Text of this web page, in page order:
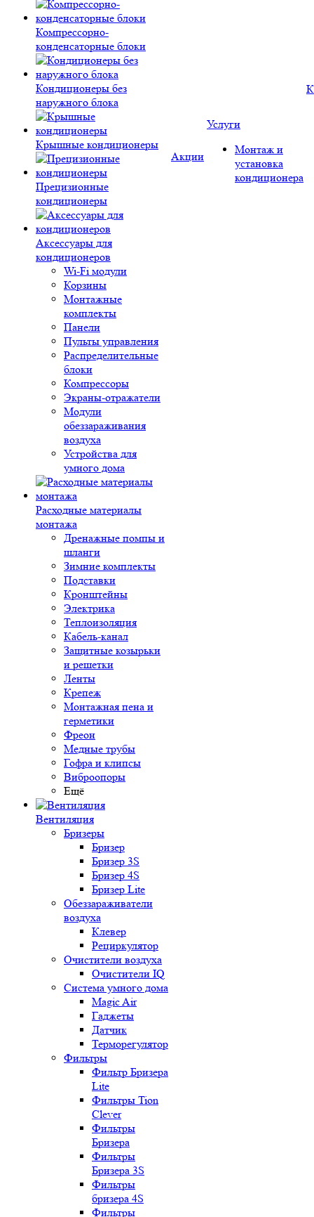
Компрессорно-
конденсаторные блоки
Кондиционеры без
наружного блока
Крышные кондиционеры
Прецизионные
кондиционеры
Аксессуары для
кондиционеров
Wi-Fi модули
Корзины
Монтажные
комплекты
Панели
Пульты управления
Распределительные
блоки
Компрессоры
Экраны-отражатели
Модули
обеззараживания
воздуха
Устройства для
умного дома
Расходные материалы
монтажа
Дренажные помпы и
шланги
Зимние комплекты
Подставки
Кронштейны
Электрика
Теплоизоляция
Кабель-канал
Защитные козырьки
и решетки
Ленты
Крепеж
Монтажная пена и
герметики
Фреон
Медные трубы
Гофра и клипсы
Виброопоры
Ещё
Вентиляция
Бризеры
Бризер
Бризер 3S
Бризер 4S
Бризер Lite
Обеззараживатели
воздуха
Клевер
Рециркулятор
Очистители воздуха
Очистители IQ
Система умного дома
Magic Air
Гаджеты
Датчик
Терморегулятор
Фильтры
Фильтр Бризера
Lite
Фильтры Tion
Clever
Фильтры
Бризера
Фильтры
Бризера 3S
Фильтры
бризера 4S
Фильтры
Акции
Услуги
Монтаж и
установка
кондиционера